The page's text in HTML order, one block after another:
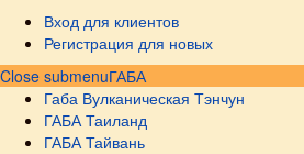
Вход для клиентов
Регистрация для новых
Close submenuГАБА
Габа Вулканическая Тэнчун
ГАБА Таиланд
ГАБА Тайвань